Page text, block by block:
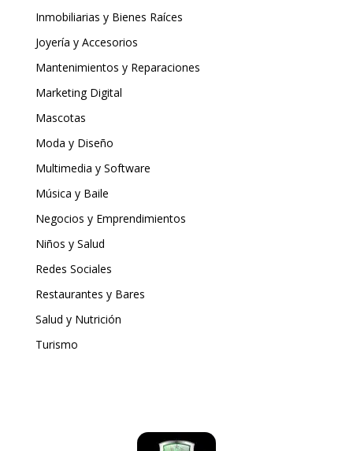
Inmobiliarias y Bienes Raíces
Joyería y Accesorios
Mantenimientos y Reparaciones
Marketing Digital
Mascotas
Moda y Diseño
Multimedia y Software
Música y Baile
Negocios y Emprendimientos
Niños y Salud
Redes Sociales
Restaurantes y Bares
Salud y Nutrición
Turismo